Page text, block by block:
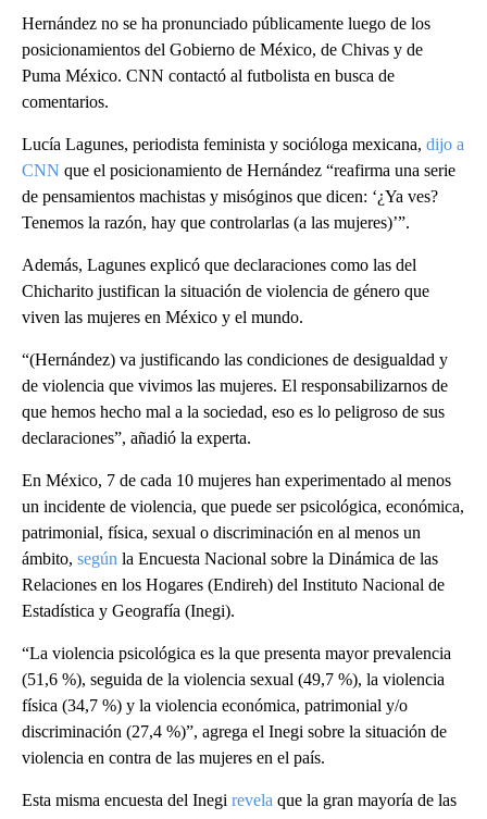
Hernández no se ha pronunciado públicamente luego de los
posicionamientos del Gobierno de México, de Chivas y de
Puma México. CNN contactó al futbolista en busca de
comentarios.
Lucía Lagunes, periodista feminista y socióloga mexicana, dijo a
CNN que el posicionamiento de Hernández “reafirma una serie
de pensamientos machistas y misóginos que dicen: ‘¿Ya ves?
Tenemos la razón, hay que controlarlas (a las mujeres)’”.
Además, Lagunes explicó que declaraciones como las del
Chicharito justifican la situación de violencia de género que
viven las mujeres en México y el mundo.
“(Hernández) va justificando las condiciones de desigualdad y
de violencia que vivimos las mujeres. El responsabilizarnos de
que hemos hecho mal a la sociedad, eso es lo peligroso de sus
declaraciones”, añadió la experta.
En México, 7 de cada 10 mujeres han experimentado al menos
un incidente de violencia, que puede ser psicológica, económica,
patrimonial, física, sexual o discriminación en al menos un
ámbito, según la Encuesta Nacional sobre la Dinámica de las
Relaciones en los Hogares (Endireh) del Instituto Nacional de
Estadística y Geografía (Inegi).
“La violencia psicológica es la que presenta mayor prevalencia
(51,6 %), seguida de la violencia sexual (49,7 %), la violencia
física (34,7 %) y la violencia económica, patrimonial y/o
discriminación (27,4 %)”, agrega el Inegi sobre la situación de
violencia en contra de las mujeres en el país.
Esta misma encuesta del Inegi revela que la gran mayoría de las